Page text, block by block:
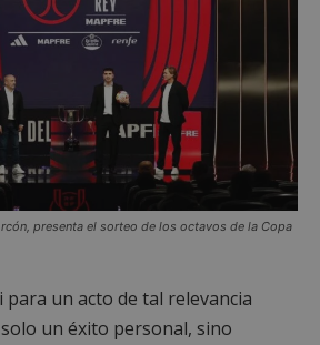
presenta el sorteo de los octavos de la Copa
para un acto de tal relevancia
un éxito personal, sino